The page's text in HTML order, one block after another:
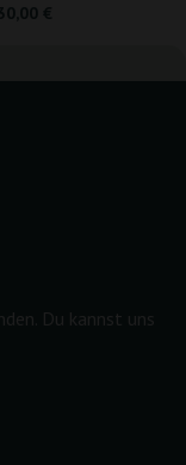
€
Du kannst uns